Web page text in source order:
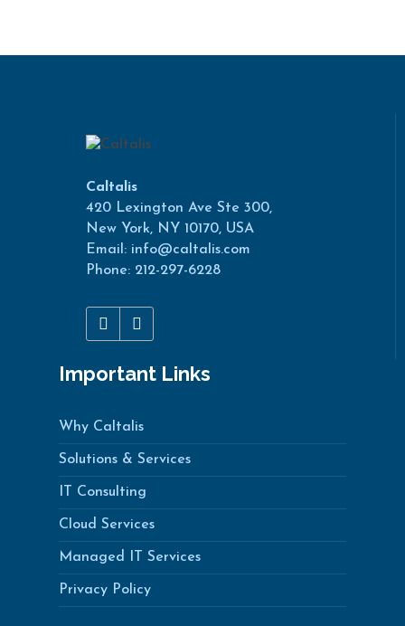
Caltalis
420 Lexington Ave Ste 300,
New York, NY 10170, USA
Email: info@caltalis.com
Phone: 212-297-6228
Important Links
Why Caltalis
Solutions & Services
IT Consulting
Cloud Services
Managed IT Services
Privacy Policy